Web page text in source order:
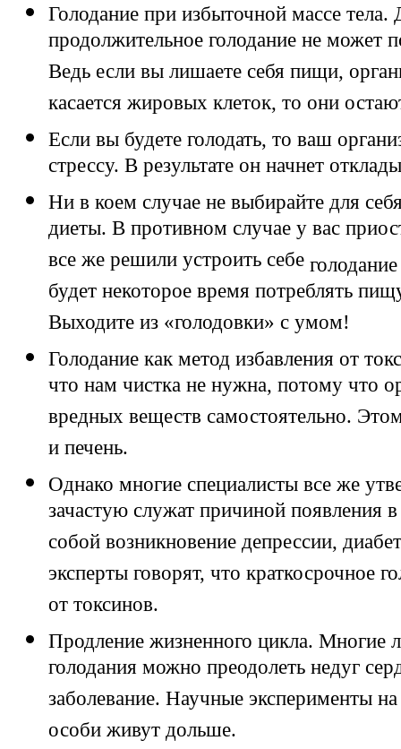
Голодание при избыточной массе тела.
продолжительное голодание не может
Ведь если вы лишаете себя пищи,
касается жировых клеток, то они
Если вы будете голодать, то ваш
стрессу. В результате он начнет
Ни в коем случае не выбирайте для
диеты. В противном случае у вас
все же решили устроить себе
будет некоторое время потреблять
Выходите из «голодовки» с умом!
Голодание как метод избавления от
что нам чистка не нужна, потому что
вредных веществ самостоятельно.
и печень.
Однако многие специалисты все же
зачастую служат причиной появления
собой возникновение депрессии,
эксперты говорят, что краткосрочное
от токсинов.
Продление жизненного цикла. Многие
голодания можно преодолеть недуг
заболевание. Научные эксперименты
особи живут дольше.